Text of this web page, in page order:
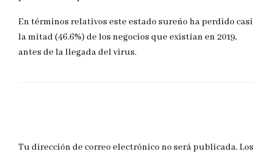
En términos relativos este estado sureño ha perdido casi
la mitad (46.6%) de los negocios que existían en 2019,
antes de la llegada del virus.
Tu dirección de correo electrónico no será publicada.Los